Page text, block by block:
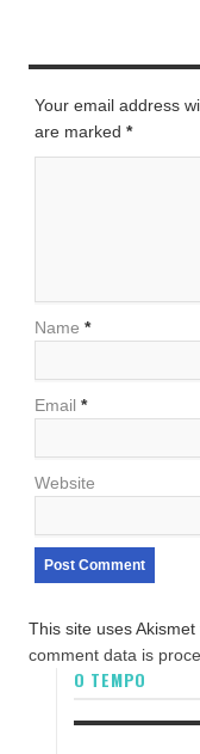
Your email address
are marked *
Name *
Email *
Website
This site uses Akismet
comment data is
O TEMPO